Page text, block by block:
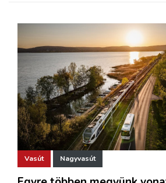
Vasút Nagyvasút